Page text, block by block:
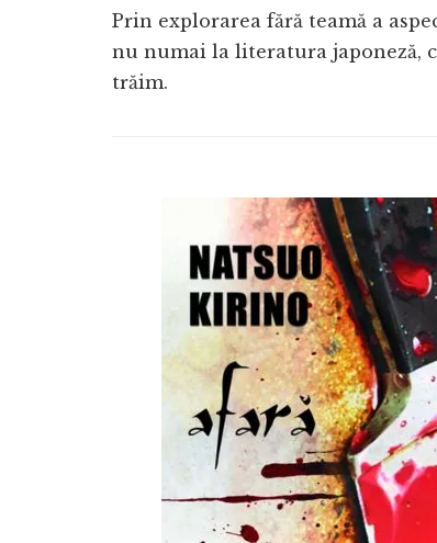
Prin explorarea fără teamă a
nu numai la literatura japoneză,
trăim.